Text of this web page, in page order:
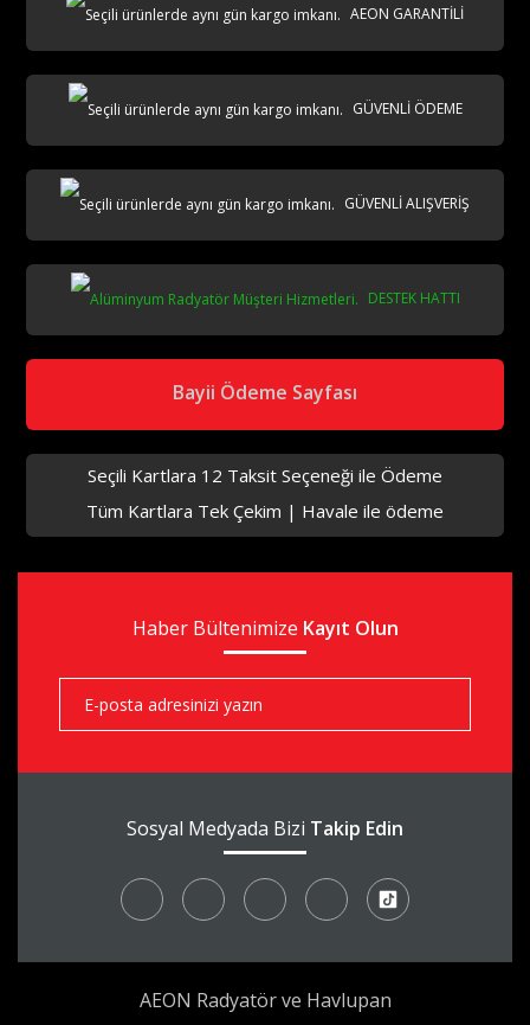
aks
aks
AEON GARANTİLİ
GÜVENLİ ÖDEME
GÜVENLİ ALIŞVERİŞ
DESTEK HATTI
Bayii Ödeme Sayfası
Seçili Kartlara 12 Taksit Seçeneği ile Ödeme
Tüm Kartlara Tek Çekim | Havale ile ödeme
Haber Bültenimize Kayıt Olun
Sosyal Medyada Bizi Takip Edin
AEON Radyatör ve Havlupan